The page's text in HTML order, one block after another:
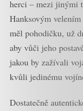
herci – mezi jinými
Hanksovým
měl pohodičku, už
aby vůči jeho
jakou by zažívali
kvůli jedinému
Dostatečně